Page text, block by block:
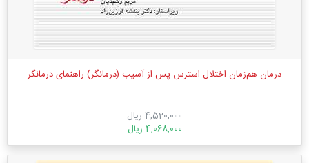
درمان هم‌زمان اختلال استرس پس از آسیب (درمانگر) راهنمای درمانگر
4,520,000 ریال
4,068,000 ریال